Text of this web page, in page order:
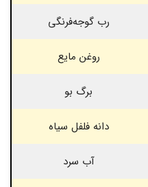
رب گوجه‌فرنگی
روغن مایع
برگ بو
دانه فلفل سیاه
آب سرد